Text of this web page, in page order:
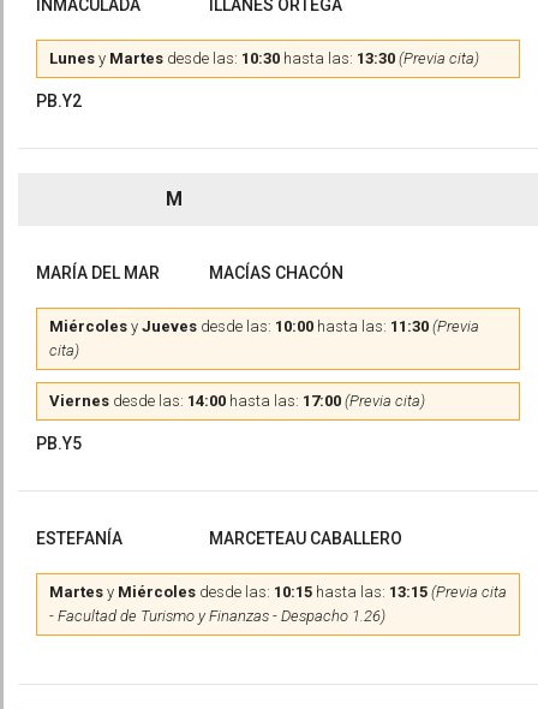
INMACULADA ILLANES ORTEGA
Lunes y Martes desde las: 10:30 hasta las: 13:30 (Previa cita)
PB.Y2
M
MARÍA DEL MAR MACÍAS CHACÓN
Miércoles y Jueves desde las: 10:00 hasta las: 11:30 (Previa
cita)
Viernes desde las: 14:00 hasta las: 17:00 (Previa cita)
PB.Y5
ESTEFANÍA MARCETEAU CABALLERO
Martes y Miércoles desde las: 10:15 hasta las: 13:15 (Previa cita
- Facultad de Turismo y Finanzas - Despacho 1.26)